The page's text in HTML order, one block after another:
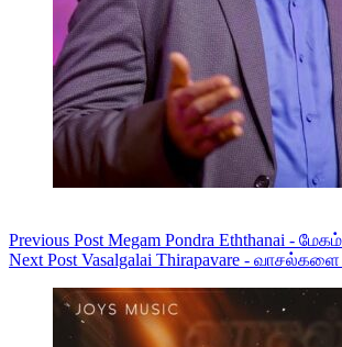
Previous Post Megam Pondra Eththanai -
Next Post Vasalgalai Thirapavare - வாசல்களை